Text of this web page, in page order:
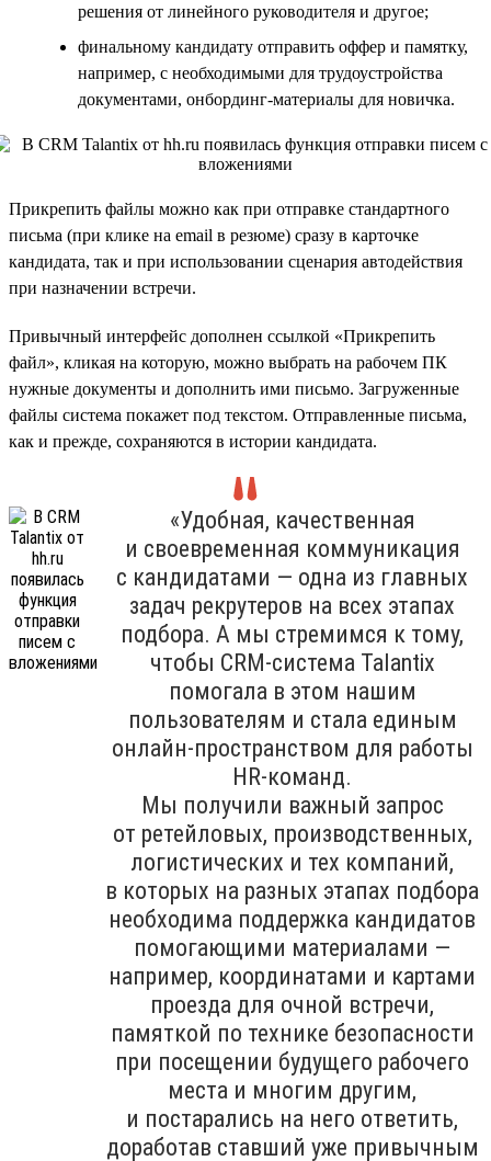
решения от линейного руководителя и другое;
финальному кандидату отправить оффер и памятку,
например, с необходимыми для трудоустройства
документами, онбординг-материалы для новичка.
Прикрепить файлы можно как при отправке стандартного
письма (при клике на email в резюме) сразу в карточке
кандидата, так и при использовании сценария автодействия
при назначении встречи.
Привычный интерфейс дополнен ссылкой «Прикрепить
файл», кликая на которую, можно выбрать на рабочем ПК
нужные документы и дополнить ими письмо. Загруженные
файлы система покажет под текстом. Отправленные письма,
как и прежде, сохраняются в истории кандидата.
«Удобная, качественная
и своевременная коммуникация
с кандидатами — одна из главных
задач рекрутеров на всех этапах
подбора. А мы стремимся к тому,
чтобы CRM-система Talantix
помогала в этом нашим
пользователям и стала единым
онлайн-пространством для работы
HR-команд.
Мы получили важный запрос
от ретейловых, производственных,
логистических и тех компаний,
в которых на разных этапах подбора
необходима поддержка кандидатов
помогающими материалами —
например, координатами и картами
проезда для очной встречи,
памяткой по технике безопасности
при посещении будущего рабочего
места и многим другим,
и постарались на него ответить,
доработав ставший уже привычным